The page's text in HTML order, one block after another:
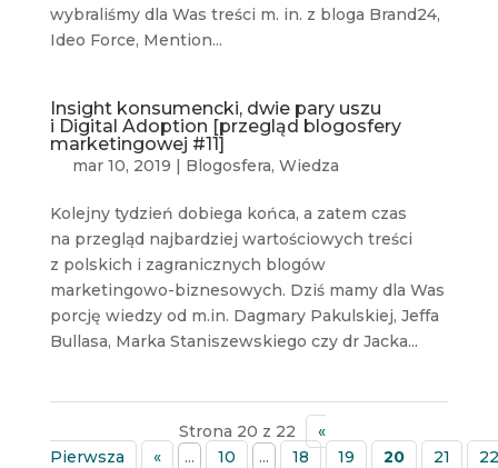
wybraliśmy dla Was treści m. in. z bloga Brand24,
Ideo Force, Mention...
Insight konsumencki, dwie pary uszu
i Digital Adoption [przegląd blogosfery
marketingowej #11]
mar 10, 2019 | Blogosfera, Wiedza
Kolejny tydzień dobiega końca, a zatem czas
na przegląd najbardziej wartościowych treści
z polskich i zagranicznych blogów
marketingowo-biznesowych. Dziś mamy dla Was
porcję wiedzy od m.in. Dagmary Pakulskiej, Jeffa
Bullasa, Marka Staniszewskiego czy dr Jacka...
Strona 20 z 22
«
Pierwsza
« ... 10 ... 18 19 20 21 22